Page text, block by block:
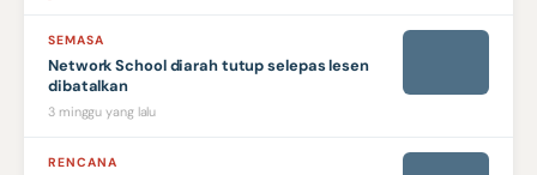
SEMASA
Network School diarah tutup selepas lesen
dibatalkan
3 minggu yang lalu
RENCANA